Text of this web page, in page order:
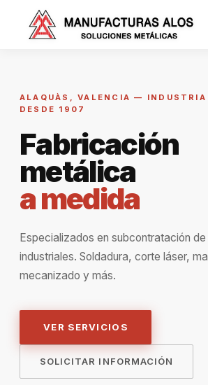
ALAQUÀS, VALENCIA — INDUSTRIA
DESDE 1907
Fabricación
metálica
a medida
Especializados en subcontratación
industriales. Soldadura, corte láser,
mecanizado y más.
VER SERVICIOS
SOLICITAR INFORMACIÓN